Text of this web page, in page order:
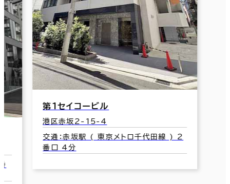
赤坂日ノ樹ビル
港区赤坂2-10-5
交通：溜池山王駅(東京メトロ銀座線･南
北線) 9番口 2分